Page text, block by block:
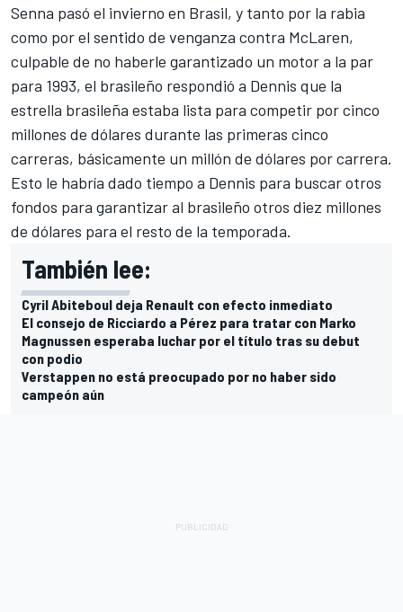
Senna pasó el invierno en Brasil, y tanto por la rabia
como por el sentido de venganza contra McLaren,
culpable de no haberle garantizado un motor a la par
para 1993, el brasileño respondió a Dennis que la
estrella brasileña estaba lista para competir por cinco
millones de dólares durante las primeras cinco
carreras, básicamente un millón de dólares por carrera.
Esto le habría dado tiempo a Dennis para buscar otros
fondos para garantizar al brasileño otros diez millones
de dólares para el resto de la temporada.
También lee:
Cyril Abiteboul deja Renault con efecto inmediato
El consejo de Ricciardo a Pérez para tratar con Marko
Magnussen esperaba luchar por el título tras su debut
con podio
Verstappen no está preocupado por no haber sido
campeón aún